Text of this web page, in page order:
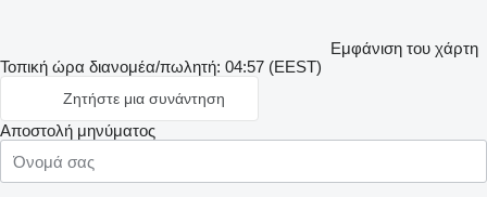
Εμφάνιση του χάρτη
Τοπική ώρα διανομέα/πωλητή: 04:57 (EEST)
Ζητήστε μια συνάντηση
Αποστολή μηνύματος